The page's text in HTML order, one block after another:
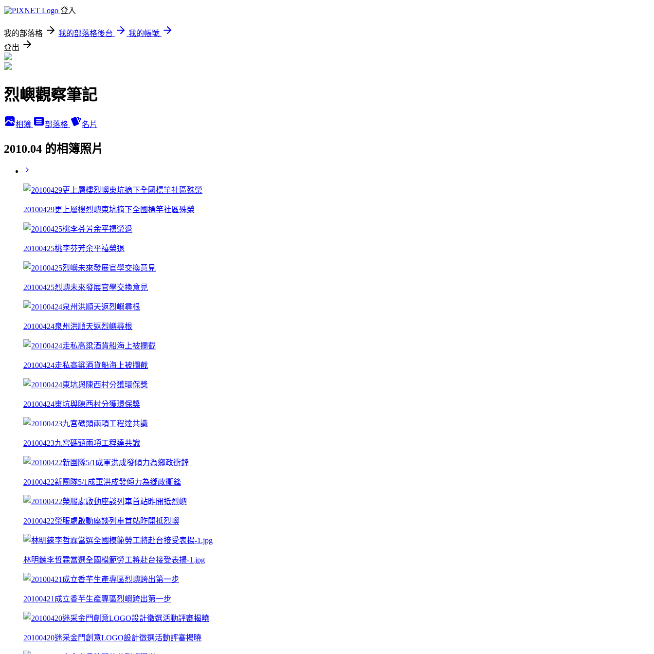
登入
我的部落格 我的部落格後台
我的帳號
登出
烈嶼觀察筆記
相簿 部落格 名片
2010.04 的相簿照片
20100429更上層樓烈嶼東坑摘下全國標竿社區殊榮
20100425桃李芬芳余平禧榮退
20100425烈嶼未來發展官學交換意見
20100424泉州洪順天返烈嶼尋根
20100424走私高粱酒貨船海上被攔截
20100424東坑與陳西村分獲環保獎
20100423九宮碼頭兩項工程達共識
20100422新團隊5/1成軍洪成發傾力為鄉政衝鋒
20100422榮服處啟動座談列車首站昨開抵烈嶼
林明鍊李哲霖當選全國模範勞工將赴台接受表揚-1.jpg
20100421成立香芋生產專區烈嶼跨出第一步
20100420迷采金門創意LOGO設計徵選活動評審揭曉